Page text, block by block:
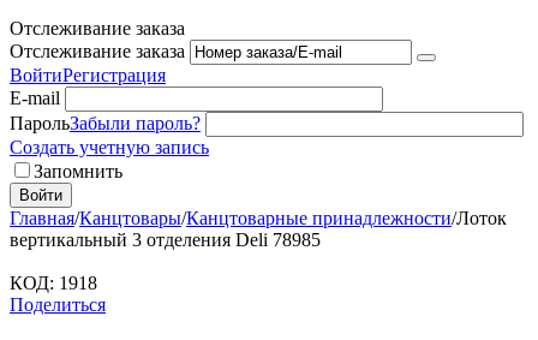
Отслеживание заказа
Отслеживание заказа
ВойтиРегистрация
E-mail
ПарольЗабыли пароль?
Создать учетную запись
Запомнить
Войти
Главная/Канцтовары/Канцтоварные принадлежности/Лоток
вертикальный 3 отделения Deli 78985
КОД: 1918
Поделиться